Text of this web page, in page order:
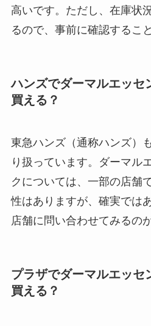
高いです。ただし、在庫状
るので、事前に確認するこ
ハンズでダーマルエッセ
買える？
東急ハンズ（通称ハンズ）
り扱っています。ダーマル
クについては、一部の店舗
性はありますが、確実では
店舗に問い合わせてみるの
プラザでダーマルエッセ
買える？